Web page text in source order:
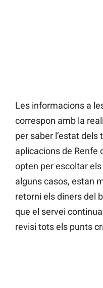
Les informacions a
correspon amb la
per saber l’estat
aplicacions de Renfe
opten per escoltar
alguns casos, estan
retorni els diners del
que el servei
revisi tots els punts